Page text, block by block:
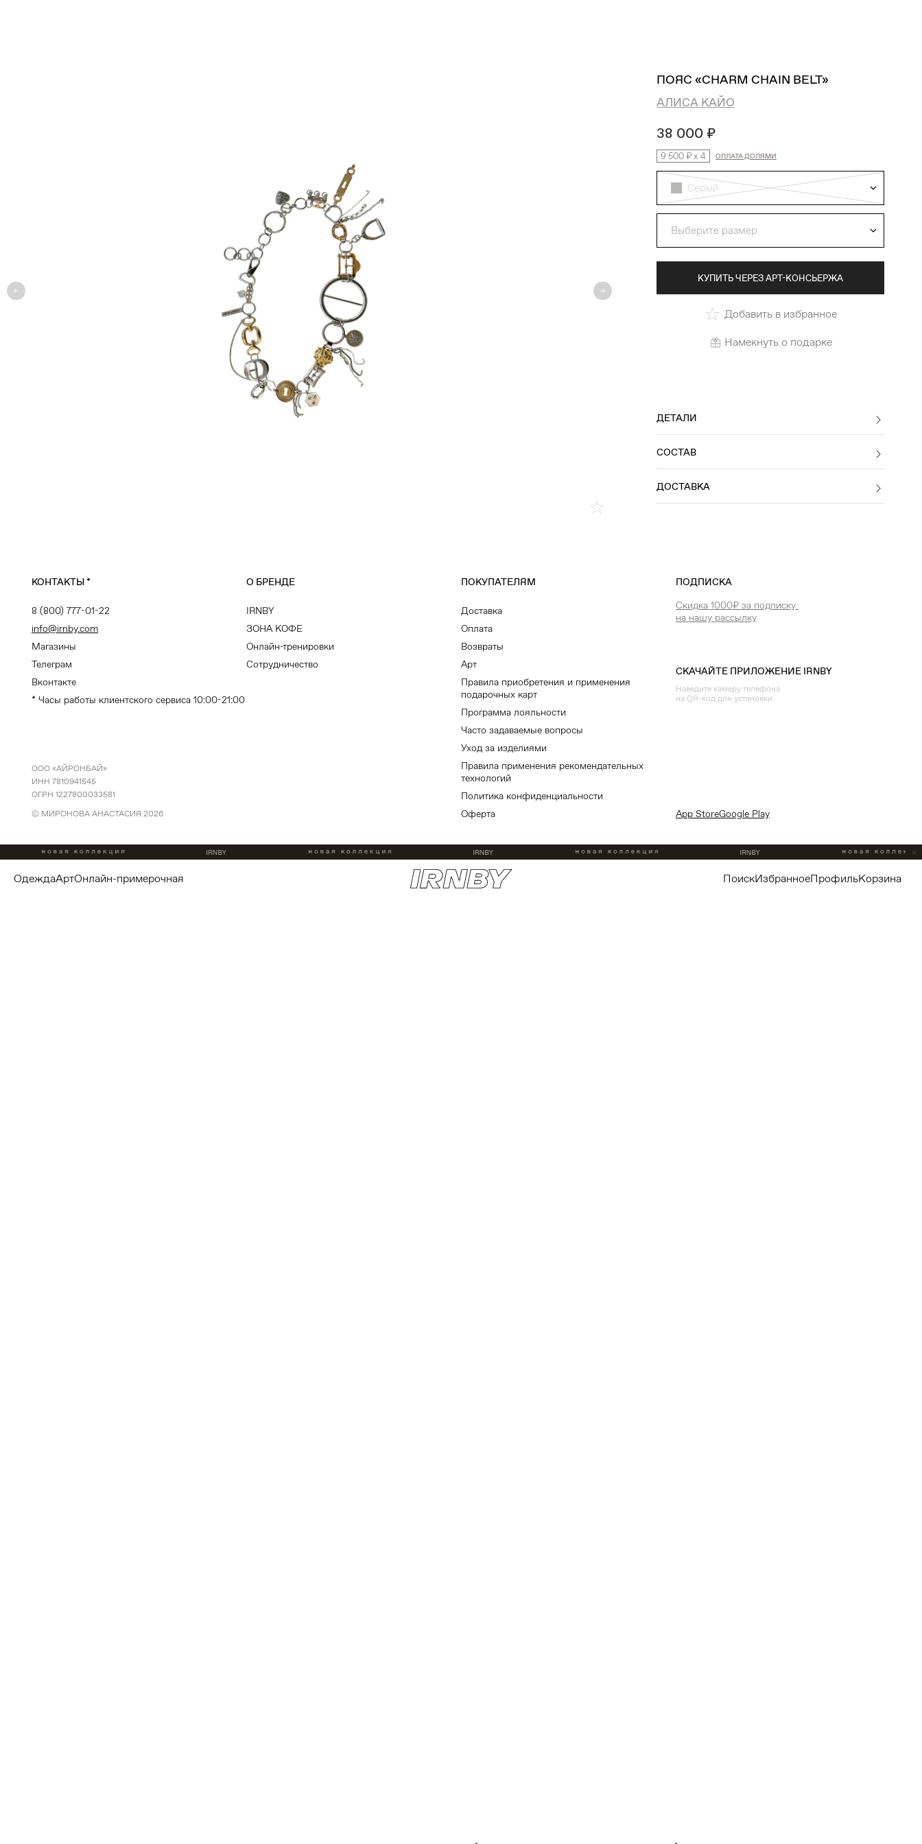
ПОЯС «CHARM CHAIN BELT»
АЛИСА КАЙО
38 000 ₽
9 500 ₽x 4 ОПЛАТА ДОЛЯМИ
Серый
Выберите размер
КУПИТЬ ЧЕРЕЗ АРТ-КОНСЬЕРЖА
Добавить в избранное
Намекнуть о подарке
ДЕТАЛИ
СОСТАВ
ДОСТАВКА
КОНТАКТЫ*
8 (800) 777-01-22
info@irnby.com
Магазины
Телеграм
Вконтакте
* Часы работы клиентского сервиса 10:00-21:00
О БРЕНДЕ
IRNBY
ЗОНА КОФЕ
Онлайн-тренировки
Сотрудничество
ПОКУПАТЕЛЯМ
Доставка
Оплата
Возвраты
Арт
Правила приобретения и применения
подарочных карт
Программа лояльности
Часто задаваемые вопросы
Уход за изделиями
Правила применения рекомендательных
технологий
Политика конфиденциальности
Оферта
ПОДПИСКА
Скидка 1000₽ за подписку
на нашу рассылку
СКАЧАЙТЕ ПРИЛОЖЕНИЕ IRNBY
Наведите камеру телефона
на QR-код для установки
App StoreGoogle Play
ООО «АЙРОНБАЙ»
ИНН 7810941545
ОГРН 1227800033581
© МИРОНОВА АНАСТАСИЯ 2026
одежда арт онлайн-примерочная поиск избранное профиль корзина